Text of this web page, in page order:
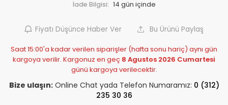
İade Bilgisi:
Fiyatı Düşünce Haber Ver Bu Ürünü Paylaş
Saat 15:00'a kadar verilen siparişler (hafta sonu hariç) aynı gün
kargoya verilir. Kargonuz en geç 8 Agustos 2026 Cumartesi
günü kargoya verilecektir.
Bize ulaşın:Online Chat yada Telefon Numaramız: 0 (312)
235 30 36